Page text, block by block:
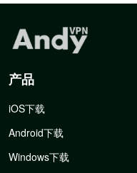
产品
iOS下载
Android下载
Windows下载